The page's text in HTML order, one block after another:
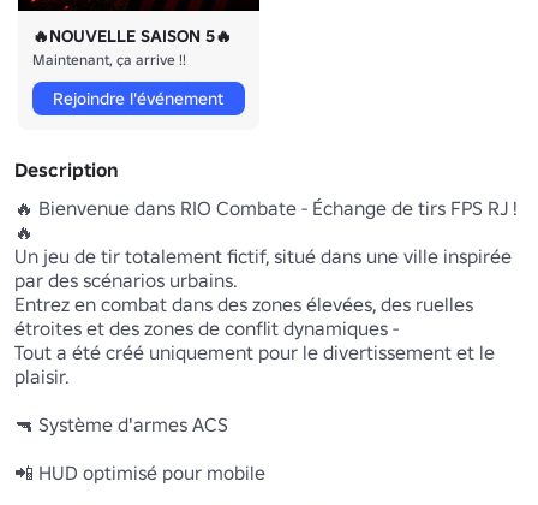
🔥NOUVELLE SAISON 5🔥
Maintenant, ça arrive !!
Rejoindre l'événement
Description
🔥 Bienvenue dans RIO Combate - Échange de tirs FPS RJ !
🔥
Un jeu de tir totalement fictif, situé dans une ville inspirée
par des scénarios urbains.
Entrez en combat dans des zones élevées, des ruelles
étroites et des zones de conflit dynamiques -
Tout a été créé uniquement pour le divertissement et le
plaisir.
🔫 Système d'armes ACS
📲 HUD optimisé pour mobile